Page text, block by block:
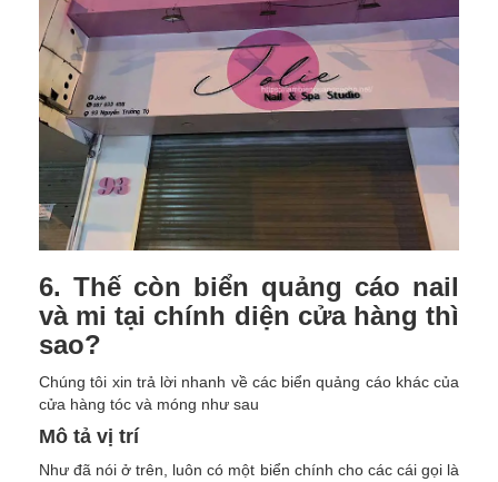
6. Thế còn biển quảng cáo nail
và mi tại chính diện cửa hàng thì
sao?
Chúng tôi xin trả lời nhanh về các biển quảng cáo khác của
cửa hàng tóc và móng như sau
Mô tả vị trí
Như đã nói ở trên, luôn có một biển chính cho các cái gọi là